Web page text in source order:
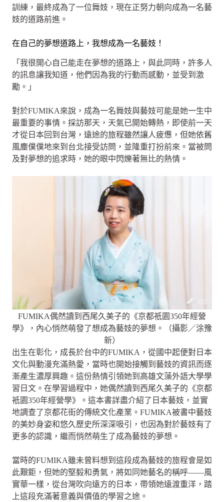
訓練，最終成為了一位舞妓，現在正努力朝向成為一名藝
妓的道路前進。
在自己的夢想道路上，我想成為一名藝妓！
「我很開心自己能走在夢想的道路上，與此同時，許多人
的訊息讓我知道，他們因為我的行動而感動，並受到激
勵。」
對於FUMIKA來說，成為一名舞妓與藝妓可能是她一生中
最重要的事情。採訪那天，天氣已開始轉熱，即使前一天
才從日本回到台灣，遠途的旅程雖然讓人疲憊，但她依舊
風塵僕僕地來到台北接受訪問，並隆重打扮前來。當被問
及對夢想的追求時，她的眼中閃爍著無比的熱情。
FUMIKA偶然讀到西尾久美子的《京都祇園350年經營
學》，內心悄然萌發了想成為藝妓的夢想。（攝影／涂豫
新）
出生在彰化，成長於台中的FUMIKA，從國中起便對日本
文化與動漫充滿熱愛，當時也開始接觸到藝妓的資訊而逐
漸產生濃厚興趣。這份熱情引領她到高雄文藻外語大學學
習日文。在學習過程中，她偶然讀到西尾久美子的《京都
衹園350年經營學》。這本書詳盡介紹了日本藝妓，並實
地調查了京都花街的傳統文化產業。FUMIKA被書中藝妓
的美妙身姿和悠久歷史所深深吸引，也因為對於藝妓有了
更多的認識，繼而悄然萌生了成為藝妓的夢想。
當時的FUMIKA雖未曾料想到這段成為藝妓的旅程會是如
此艱鉅，但她的堅毅和勇氣，將如同她藝名的稱呼——風
實華一樣，從台灣吹向遠方的日本，帶領她遠渡重洋，踏
上這段充滿著意義與價值的學習之途。